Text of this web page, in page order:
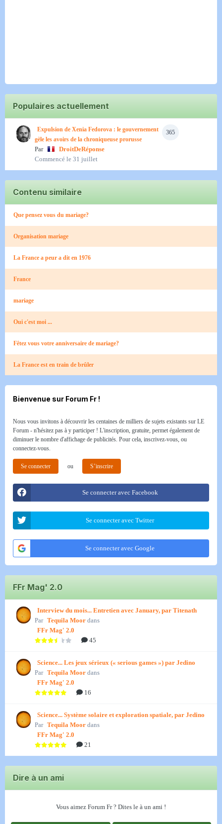
Populaires actuellement
365
Expulsion de Xenia Fedorova : le gouvernement
gèle les avoirs de la chroniqueuse prorusse
Par
DroitDeRéponse
Commencé le 31 juillet
Contenu similaire
Que pensez vous du mariage?
Organisation mariage
La France a peur a dit en 1976
France
mariage
Oui c'est moi ...
Fêtez vous votre anniversaire de mariage?
La France est en train de brûler
Bienvenue sur Forum Fr !
Nous vous invitons à découvrir les centaines de milliers de sujets existants sur LE
Forum - n'hésitez pas à y participer ! L'inscription, gratuite, permet également de
diminuer le nombre d'affichage de publicités. Pour cela, inscrivez-vous, ou
connectez-vous.
Se connecter ou S’inscrire
Se connecter avec Facebook
Se connecter avec Twitter
Se connecter avec Google
FFr Mag' 2.0
Interview du mois... Entretien avec January, par Titenath
Par Tequila Moor dans
FFr Mag' 2.0
45
Science... Les jeux sérieux (« serious games ») par Jedino
Par Tequila Moor dans
FFr Mag' 2.0
16
Science... Système solaire et exploration spatiale, par Jedino
Par Tequila Moor dans
FFr Mag' 2.0
21
Dire à un ami
Vous aimez Forum Fr ? Dites le à un ami !